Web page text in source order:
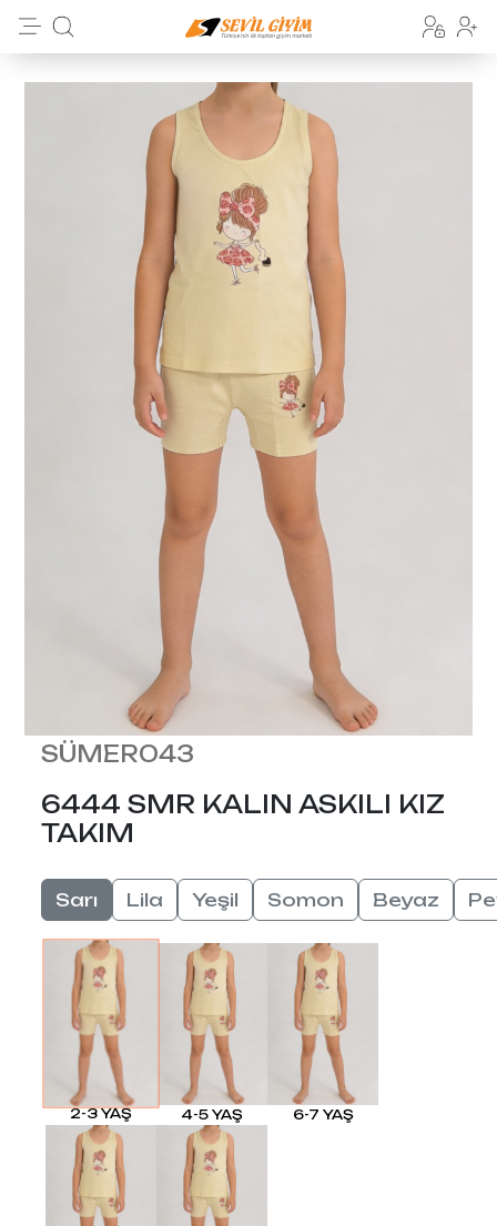
SÜMER043
6444 SMR KALIN ASKILI KIZ
TAKIM
Sarı Lila Yeşil Somon Beyaz
2-3 YAŞ 4-5 YAŞ 6-7 YAŞ